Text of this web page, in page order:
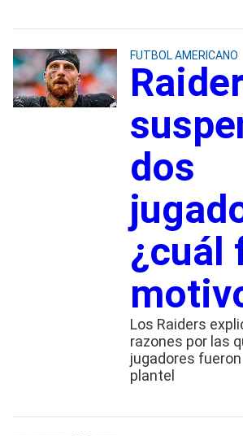
FUTBOL AMERICANO
dos
¿cuál
Los Raiders
razones por las
jugadores
plantel